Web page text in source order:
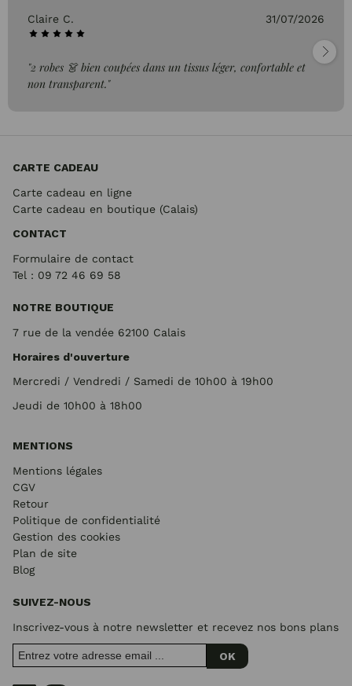
Claire C. 31/07/2026
"2 robes 👗 bien coupées dans un tissus léger, confortable et
non transparent."
CARTE CADEAU
Carte cadeau en ligne
Carte cadeau en boutique (Calais)
CONTACT
Formulaire de contact
Tel : 09 72 46 69 58
NOTRE BOUTIQUE
7 rue de la vendée 62100 Calais
Horaires d'ouverture
Mercredi / Vendredi / Samedi de 10h00 à 19h00
Jeudi de 10h00 à 18h00
MENTIONS
Mentions légales
CGV
Retour
Politique de confidentialité
Gestion des cookies
Plan de site
Blog
SUIVEZ-NOUS
Inscrivez-vous à notre newsletter et recevez nos bons plans
OK